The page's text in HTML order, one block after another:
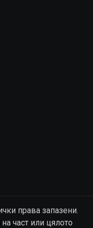
права запазени.
част или цялото